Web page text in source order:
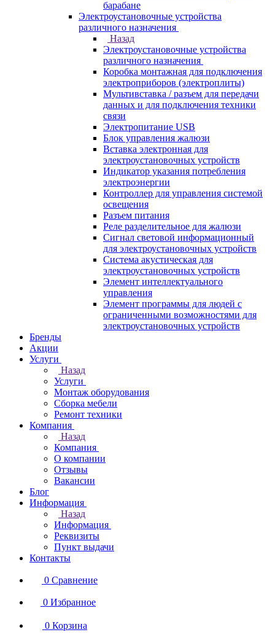
барабане
Электроустановочные устройства
различного назначения
Назад
Электроустановочные устройства
различного назначения
Коробка монтажная для подключения
электроприборов (электроплиты)
Мультивставка / разъем для передачи
данных и для подключения техники
связи
Электропитание USB
Блок управления жалюзи
Вставка электронная для
электроустановочных устройств
Индикатор указания потребления
электроэнергии
Контроллер для управления системой
освещения
Разъем питания
Реле разделительное для жалюзи
Сигнал световой информационный
для электроустановочных устройств
Система акустическая для
электроустановочных устройств
Элемент интеллектуального
управления
Элемент программы для людей с
ограниченными возможностями для
электроустановочных устройств
Бренды
Акции
Услуги
Назад
Услуги
Монтаж оборудования
Сборка мебели
Ремонт техники
Компания
Назад
Компания
О компании
Отзывы
Вакансии
Блог
Информация
Назад
Информация
Реквизиты
Пункт выдачи
Контакты
0 Сравнение
0 Избранное
0 Корзина